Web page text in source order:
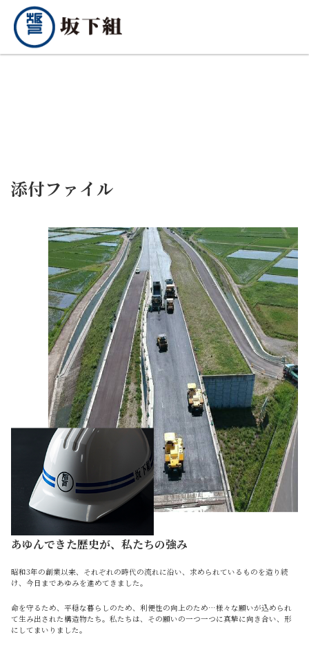
添付ファイル
あゆんできた歴史が、私たちの強み
昭和3年の創業以来、それぞれの時代の流れに沿い、求められているものを造り続
け、今日まであゆみを進めてきました。
命を守るため、平穏な暮らしのため、利便性の向上のため…様々な願いが込められ
て生み出された構造物たち。私たちは、その願いの一つ一つに真摯に向き合い、形
にしてまいりました。